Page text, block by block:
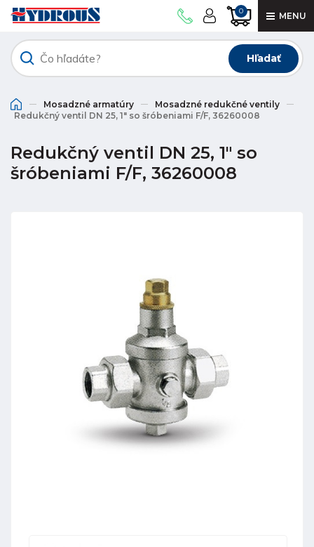
0 MENU
Hľadať
Mosadzné armatúry
Mosadzné redukčné ventily
Redukčný ventil DN 25, 1" so šróbeniami F/F, 36260008
Redukčný ventil DN 25, 1" so
šróbeniami F/F, 36260008